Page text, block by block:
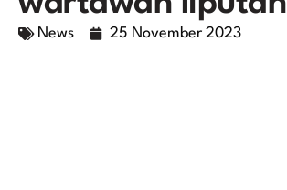
News 25 November 2023